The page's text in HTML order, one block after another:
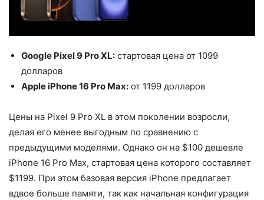
Google Pixel 9 Pro XL: стартовая цена от 1099
долларов
Apple iPhone 16 Pro Max: от 1199 долларов
Цены на Pixel 9 Pro XL в этом поколении возросли,
делая его менее выгодным по сравнению с
предыдущими моделями. Однако он на $100 дешевле
iPhone 16 Pro Max, стартовая цена которого составляет
$1199. При этом базовая версия iPhone предлагает
вдвое больше памяти, так как начальная конфигурация